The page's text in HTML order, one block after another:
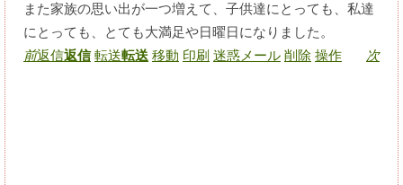
また家族の思い出が一つ増えて、子供達にとっても、私達
にとっても、とても大満足や日曜日になりました。
返信返信 転送転送 移動 印刷 迷惑メール 削除 操作 次
前